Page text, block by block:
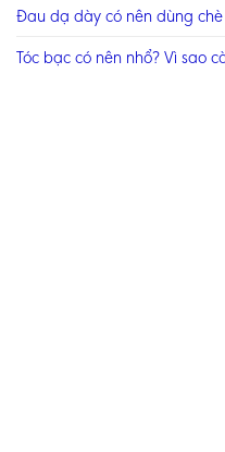
Đau dạ dày có nên dùng
Tóc bạc có nên nhổ? Vì sao